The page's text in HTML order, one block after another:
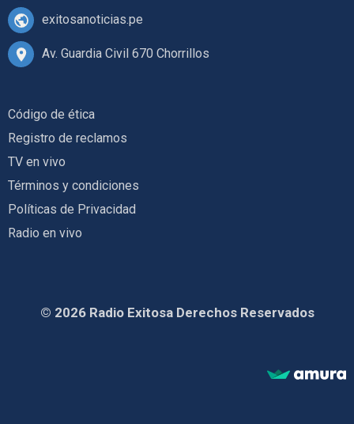
exitosanoticias.pe
Av. Guardia Civil 670 Chorrillos
Código de ética
Registro de reclamos
TV en vivo
Términos y condiciones
Políticas de Privacidad
Radio en vivo
© 2026 Radio Exitosa Derechos Reservados